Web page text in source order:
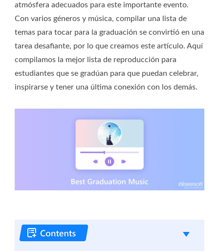
atmósfera adecuados para este importante evento.
Con varios géneros y música, compilar una lista de
temas para tocar para la graduación se convirtió en una
tarea desafiante, por lo que creamos este artículo. Aquí
compilamos la mejor lista de reproducción para
estudiantes que se gradúan para que puedan celebrar,
inspirarse y tener una última conexión con los demás.